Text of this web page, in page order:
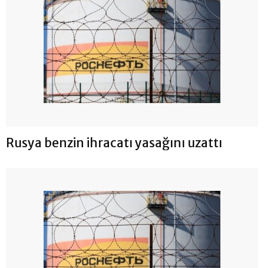
Rusya benzin ihracatı yasağını uzattı